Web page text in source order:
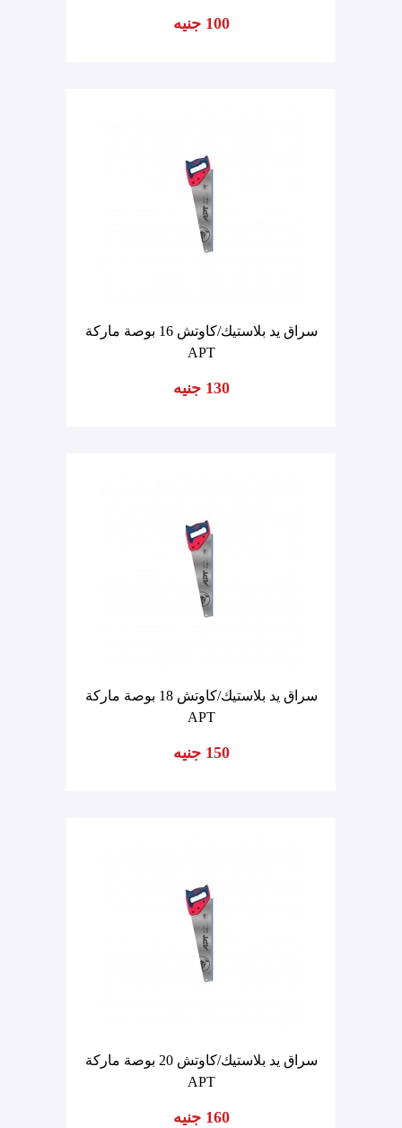
100 جنيه
سراق يد بلاستيك/كاوتش 16 بوصة ماركة
APT
130 جنيه
سراق يد بلاستيك/كاوتش 18 بوصة ماركة
APT
150 جنيه
سراق يد بلاستيك/كاوتش 20 بوصة ماركة
APT
160 جنيه